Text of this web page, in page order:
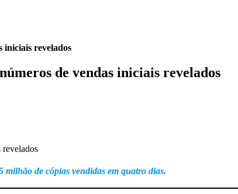
iniciais revelados
de vendas iniciais revelados
de cópias vendidas em quatro dias.